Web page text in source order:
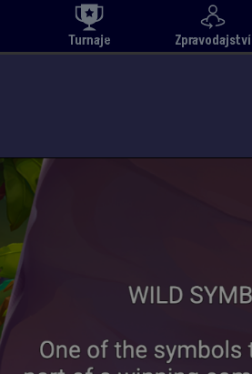
Turnaje Zpravodajství